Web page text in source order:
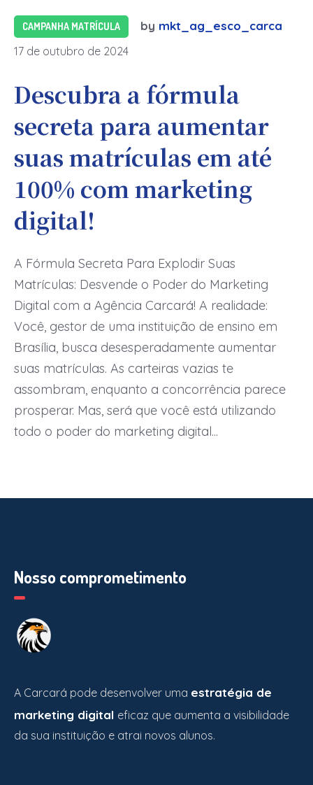
CAMPANHA MATRÍCULA by mkt_ag_esco_carca
17 de outubro de 2024
Descubra a fórmula
secreta para aumentar
suas matrículas em até
100% com marketing
digital!
A Fórmula Secreta Para Explodir Suas
Matrículas: Desvende o Poder do Marketing
Digital com a Agência Carcará! A realidade:
Você, gestor de uma instituição de ensino em
Brasília, busca desesperadamente aumentar
suas matrículas. As carteiras vazias te
assombram, enquanto a concorrência parece
prosperar. Mas, será que você está utilizando
todo o poder do marketing digital...
Nosso comprometimento
A Carcará pode desenvolver uma estratégia de
marketing digital eficaz que aumenta a visibilidade
da sua instituição e atrai novos alunos.